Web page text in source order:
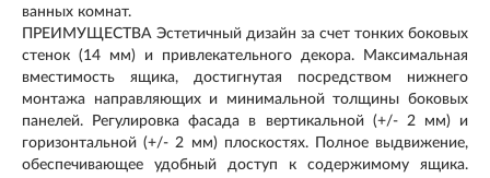
ванных комнат.
ПРЕИМУЩЕСТВА Эстетичный дизайн за счет тонких боковых
стенок (14 мм) и привлекательного декора. Максимальная
вместимость ящика, достигнутая посредством нижнего
монтажа направляющих и минимальной толщины боковых
панелей. Регулировка фасада в вертикальной (+/- 2 мм) и
горизонтальной (+/- 2 мм) плоскостях. Полное выдвижение,
обеспечивающее удобный доступ к содержимому ящика.